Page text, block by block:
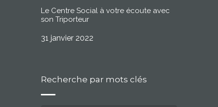
Le Centre Social à votre écoute avec
son Triporteur
31 janvier 2022
Recherche par mots clés